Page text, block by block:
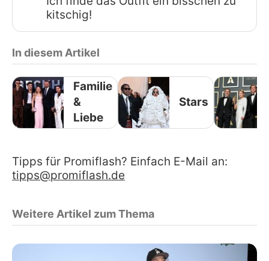
kitschig!
In diesem Artikel
Familie
&
Liebe
Stars
Tipps für Promiflash? Einfach E-Mail an:
tipps@promiflash.de
Weitere Artikel zum Thema